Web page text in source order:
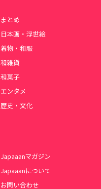
まとめ
日本画・浮世絵
着物・和服
和雑貨
和菓子
エンタメ
歴史・文化
Japaaanマガジン
Japaaanについて
お問い合わせ